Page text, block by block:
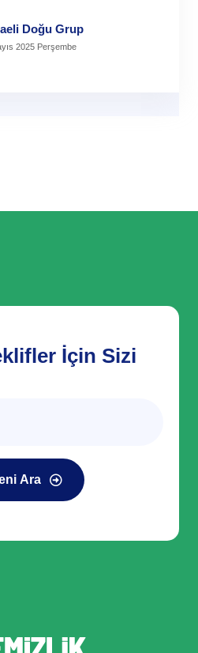
Doğu Grup
2025 Perşembe
İçin Sizi
Ara